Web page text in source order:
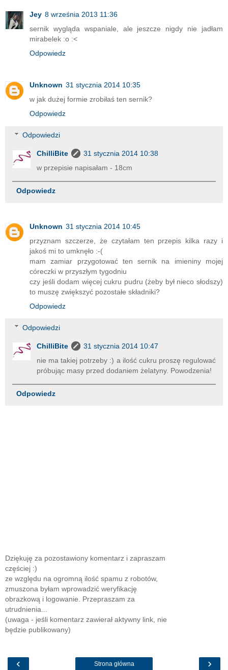
Jey 8 września 2013 11:36
sernik wygląda wspaniale, ale jeszcze nigdy nie jadłam
mirabelek :o :<
Odpowiedz
Unknown 31 stycznia 2014 10:35
w jak dużej formie zrobiłaś ten sernik?
Odpowiedz
Odpowiedzi
ChilliBite
31 stycznia 2014 10:38
w przepisie napisałam - 18cm
Odpowiedz
Unknown 31 stycznia 2014 10:45
przyznam szczerze, że czytałam ten przepis kilka razy i
jakoś mi to umknęło :-(
mam zamiar przygotować ten sernik na imieniny mojej
córeczki w przyszłym tygodniu
czy jeśli dodam więcej cukru pudru (żeby był nieco słodszy)
to muszę zwiększyć pozostałe składniki?
Odpowiedz
Odpowiedzi
ChilliBite
31 stycznia 2014 10:47
nie ma takiej potrzeby :) a ilość cukru proszę regulować
próbując masy przed dodaniem żelatyny. Powodzenia!
Odpowiedz
Dziękuję za pozostawiony komentarz i zapraszam
częściej :)
ze względu na ogromną ilość spamu z robotów,
zmuszona byłam wprowadzić weryfikację
obrazkową i logowanie. Przepraszam za
utrudnienia...
(uwaga - jeśli komentarz zawierał aktywny link, nie
będzie publikowany)
‹ ›
Strona główna